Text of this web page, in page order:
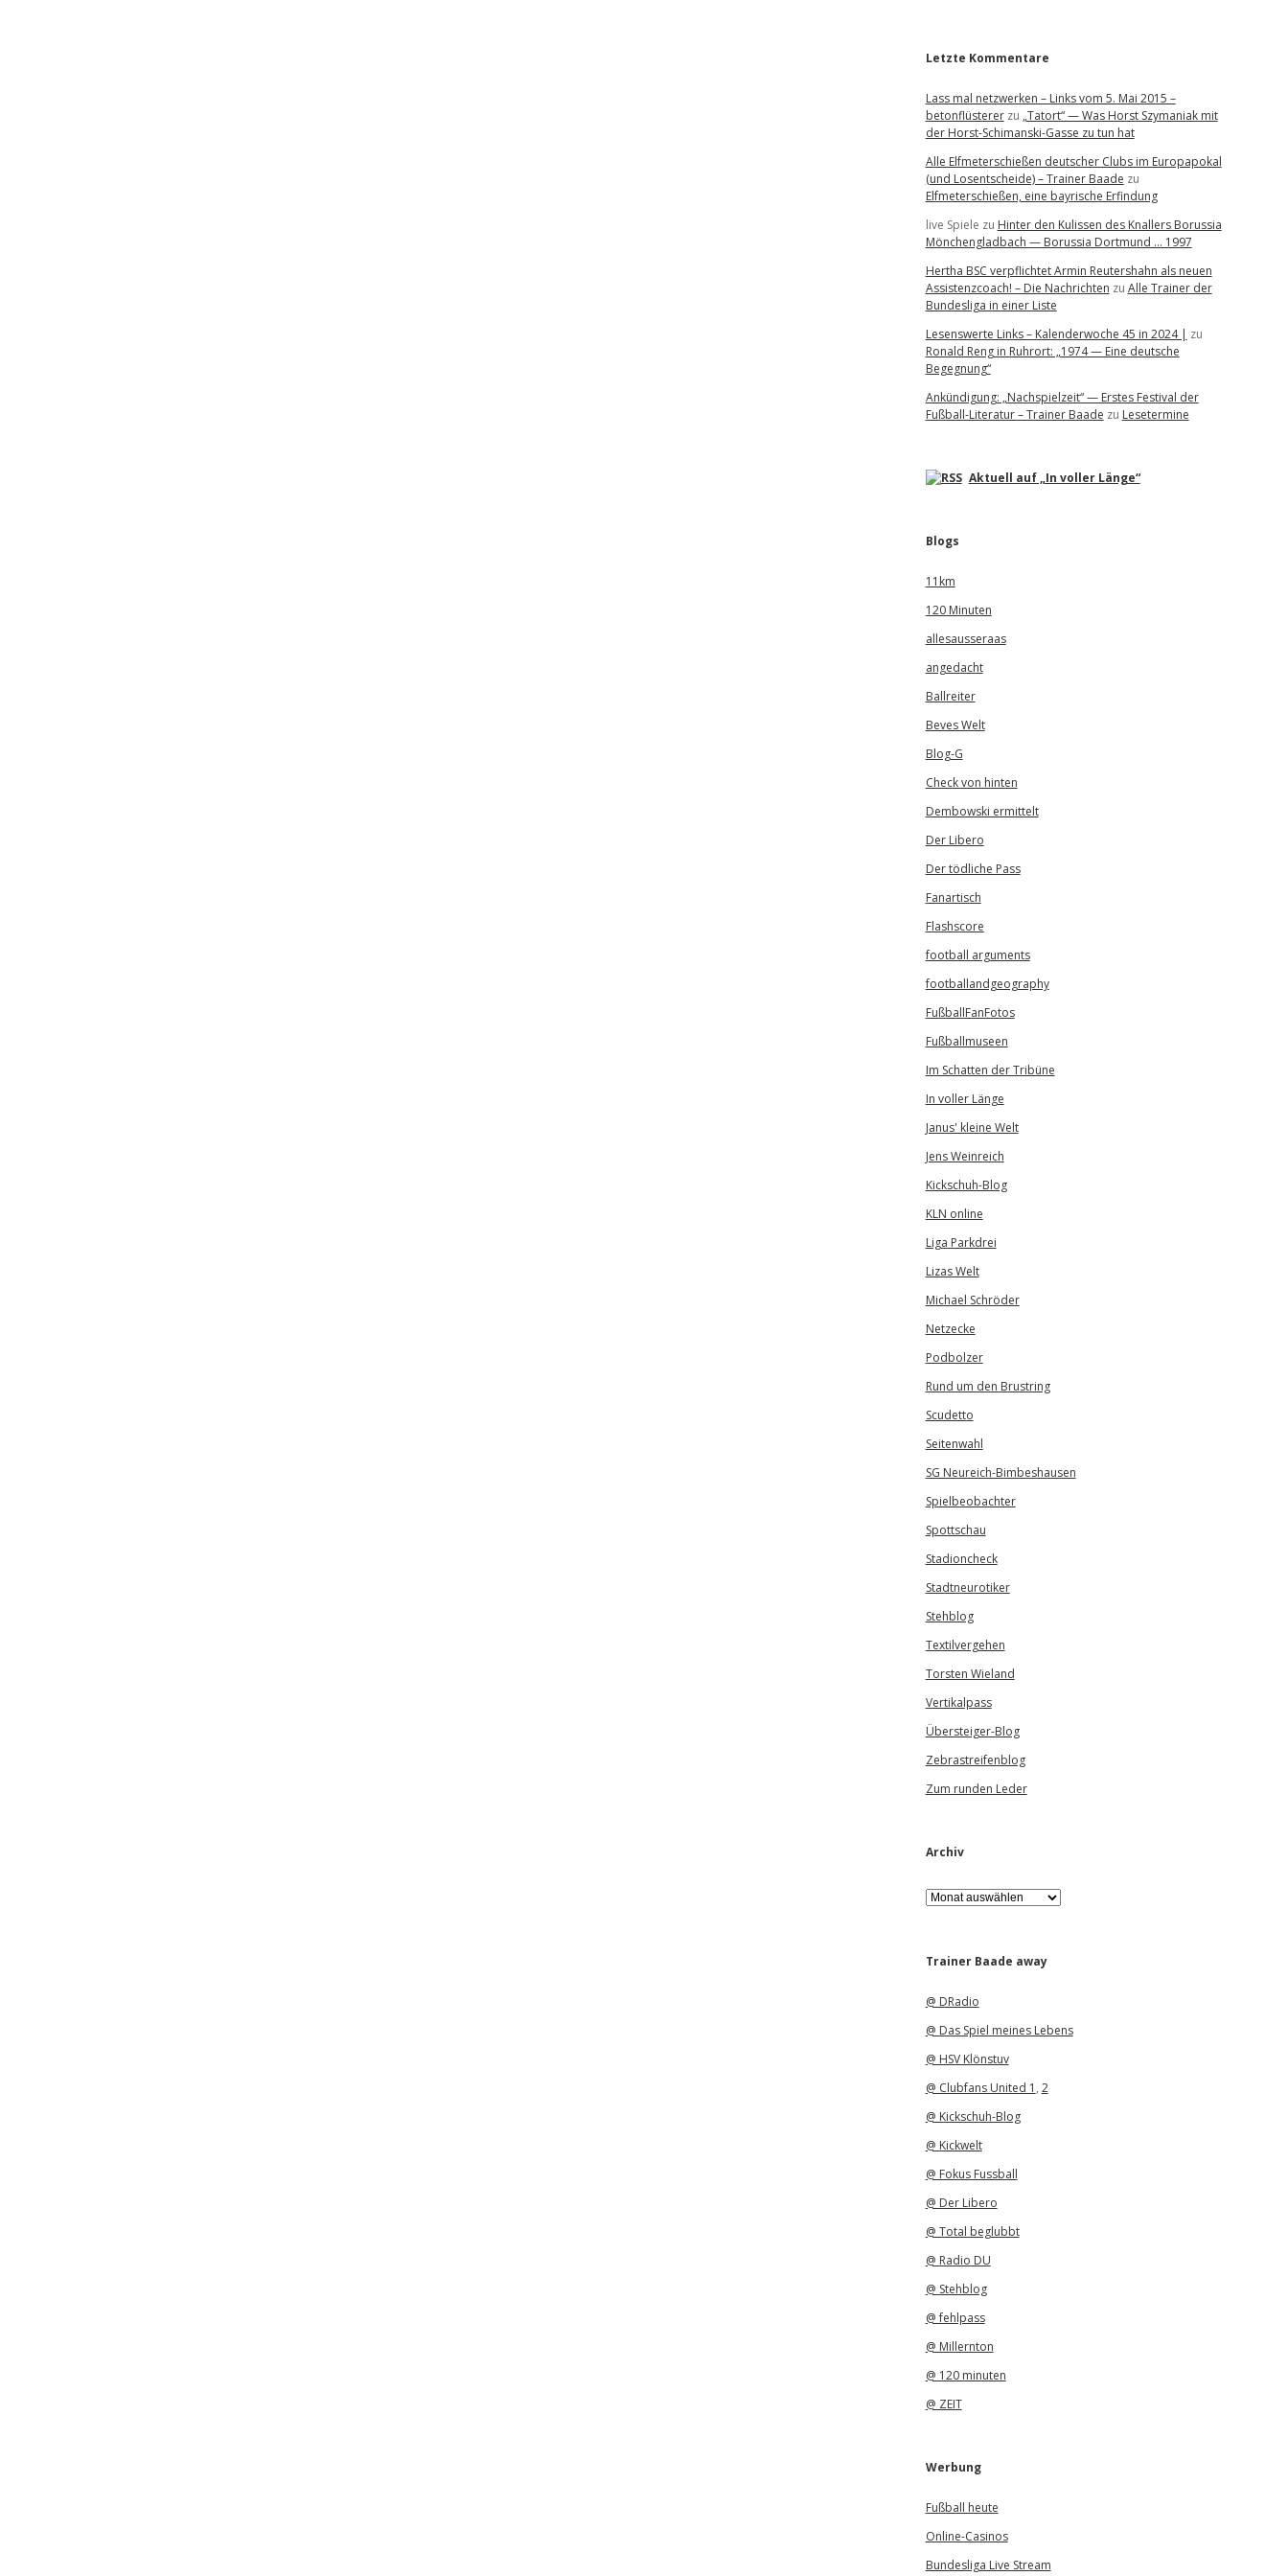
Letzte Kommentare
Lass mal netzwerken – Links vom 5. Mai 2015 –
betonflüstererzu „Tatort“ — Was Horst Szymaniak mit
der Horst-Schimanski-Gasse zu tun hat
Alle Elfmeterschießen deutscher Clubs im Europapokal
(und Losentscheide) – Trainer Baade zu
Elfmeterschießen, eine bayrische Erfindung
live Spiele zu Hinter den Kulissen des Knallers Borussia
Mönchengladbach — Borussia Dortmund … 1997
Hertha BSC verpflichtet Armin Reutershahn als neuen
Assistenzcoach! – Die Nachrichten zu Alle Trainer der
Bundesliga in einer Liste
Lesenswerte Links – Kalenderwoche 45 in 2024 | zu
Ronald Reng in Ruhrort: „1974 — Eine deutsche
Begegnung“
Ankündigung: „Nachspielzeit“ — Erstes Festival der
Fußball-Literatur – Trainer Baade zu Lesetermine
Aktuell auf „In voller Länge“
Blogs
11km
120 Minuten
allesausseraas
angedacht
Ballreiter
Beves Welt
Blog-G
Check von hinten
Dembowski ermittelt
Der Libero
Der tödliche Pass
Fanartisch
Flashscore
football arguments
footballandgeography
FußballFanFotos
Fußballmuseen
Im Schatten der Tribüne
In voller Länge
Janus' kleine Welt
Jens Weinreich
Kickschuh-Blog
KLN online
Liga Parkdrei
Lizas Welt
Michael Schröder
Netzecke
Podbolzer
Rund um den Brustring
Scudetto
Seitenwahl
SG Neureich-Bimbeshausen
Spielbeobachter
Spottschau
Stadioncheck
Stadtneurotiker
Stehblog
Textilvergehen
Torsten Wieland
Vertikalpass
Übersteiger-Blog
Zebrastreifenblog
Zum runden Leder
Archiv
A
r
iTrainer Baade away
@ DRadio
@ Das Spiel meines Lebens
@ HSV Klönstuv
@ Clubfans United 1 , 2
@ Kickschuh-Blog
@ Kickwelt
@ Fokus Fussball
@ Der Libero
@ Total beglubbt
@ Radio DU
@ Stehblog
@ fehlpass
@ Millernton
@ 120 minuten
@ ZEIT
Werbung
Fußball heute
Online-Casinos
Bundesliga Live Stream